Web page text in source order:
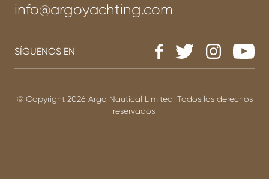
info@argoyachting.com
SÍGUENOS EN
© Copyright 2026 Argo Nautical Limited. Todos los derechos
reservados.